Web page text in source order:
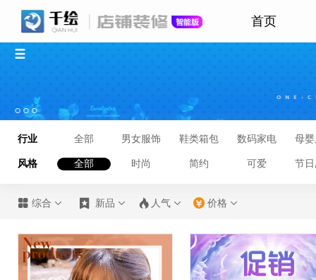
首页
行业 全部 男女服饰 鞋类箱包 数码家电 母
风格 全部 时尚 简约 可爱 节
 综合   新品   人气   价格 